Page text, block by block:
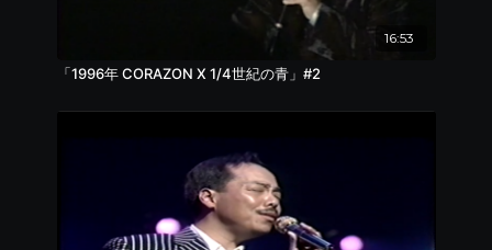
16:53
「1996年 CORAZON Ⅹ 1/4世紀の青」#2